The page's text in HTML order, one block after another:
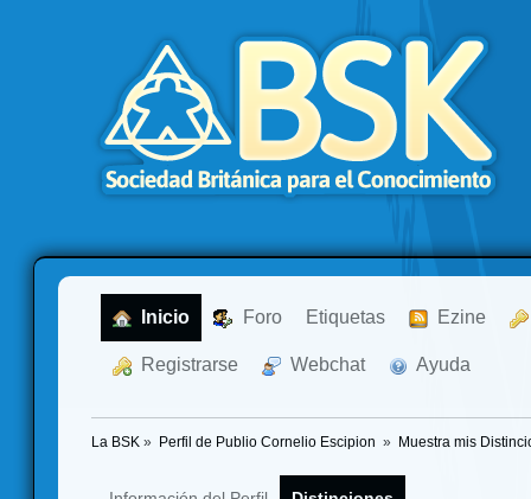
Inicio Foro Etiquetas Ezine
Registrarse Webchat Ayuda
La BSK » Perfil de Publio Cornelio Escipion » Muestra mis